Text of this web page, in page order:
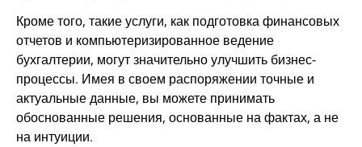
Кроме того, такие услуги, как подготовка финансовых
отчетов и компьютеризированное ведение
бухгалтерии, могут значительно улучшить бизнес-
процессы. Имея в своем распоряжении точные и
актуальные данные, вы можете принимать
обоснованные решения, основанные на фактах, а не
на интуиции.